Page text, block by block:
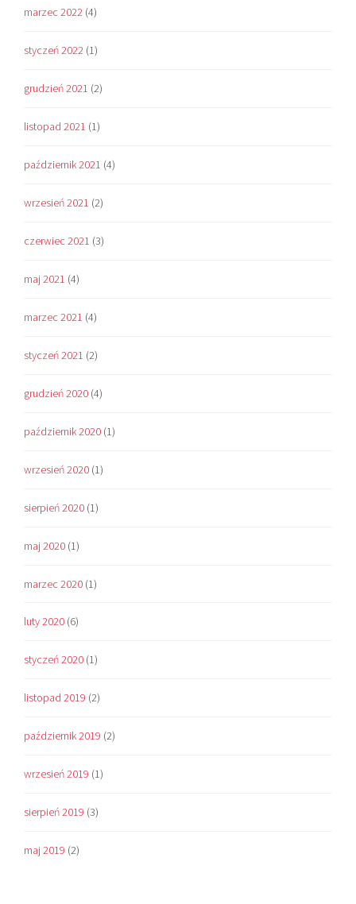
marzec 2022 (4)
styczeń 2022 (1)
grudzień 2021 (2)
listopad 2021 (1)
październik 2021 (4)
wrzesień 2021 (2)
czerwiec 2021 (3)
maj 2021 (4)
marzec 2021 (4)
styczeń 2021 (2)
grudzień 2020 (4)
październik 2020 (1)
wrzesień 2020 (1)
sierpień 2020 (1)
maj 2020 (1)
marzec 2020 (1)
luty 2020 (6)
styczeń 2020 (1)
listopad 2019 (2)
październik 2019 (2)
wrzesień 2019 (1)
sierpień 2019 (3)
maj 2019 (2)